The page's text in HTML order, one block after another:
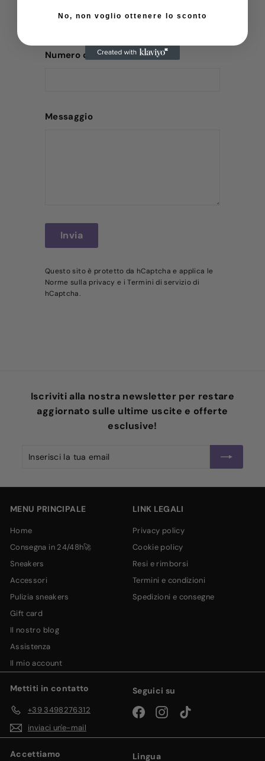
Numero di telefono
Messaggio
InviaInvia
Questo sito è protetto da hCaptcha e applica le
Norme sulla privacy e iTermini di serviziodi
hCaptcha.
Iscriviti alla nostra newsletter per restare
aggiornato sulle ultime uscite e offerte
esclusive!
Inserisci
Iscriviti
MENU PRINCIPALE
home
consegna in 24/48h🚀
sneakers
accessori
pulizia sneakers
gift card
il nostro blog
assistenza
il mio account
LINK LEGALI
privacy policy
cookie policy
resi e rimborsi
termini e condizioni
spedizioni e consegne
Mettiti in contatto
+39 3498276312
inviaci un'e-mail
Seguici su
FacebookInstagramTikTok
Accettiamo Lingua
No, non voglio ottenere lo sconto